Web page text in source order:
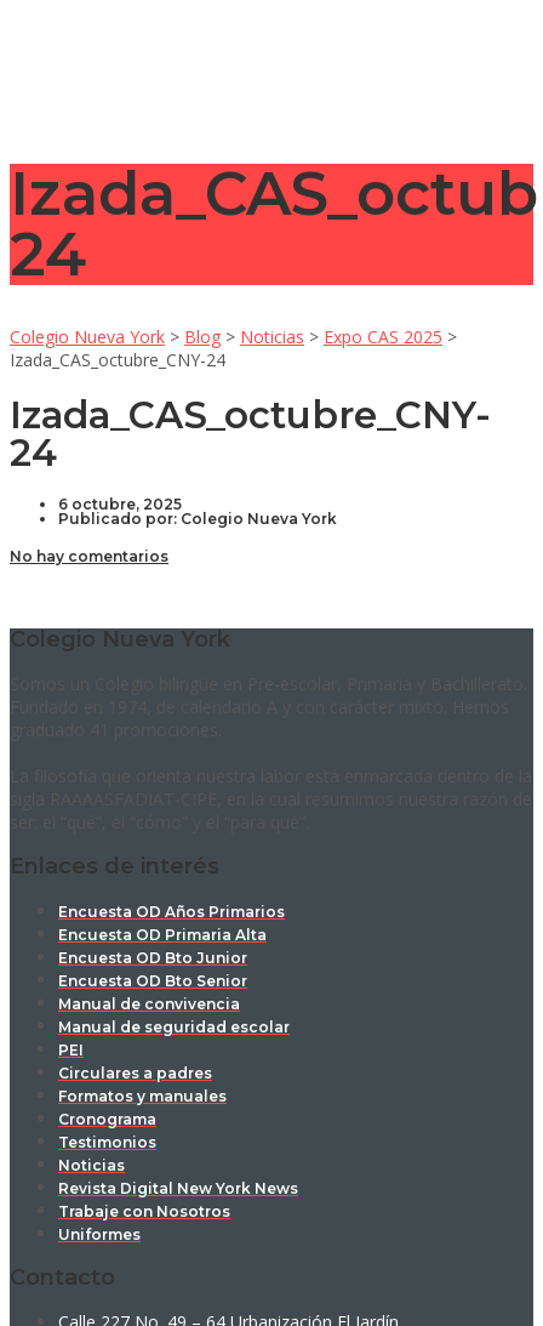
24
Colegio Nueva York > Blog > Noticias > Expo CAS 2025 >
Izada_CAS_octubre_CNY-24
Izada_CAS_octubre_CNY-
24
6 octubre, 2025
Publicado por: Colegio Nueva York
No hay comentarios
Colegio Nueva York
Enlaces de interés
Encuesta OD Años Primarios
Encuesta OD Primaria Alta
Encuesta OD Bto Junior
Encuesta OD Bto Senior
Manual de convivencia
Manual de seguridad escolar
PEI
Circulares a padres
Formatos y manuales
Cronograma
Testimonios
Noticias
Revista Digital New York News
Trabaje con Nosotros
Uniformes
Contacto
Calle 227 No. 49 – 64 Urbanización El Jardín